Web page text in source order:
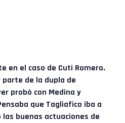
en el caso de Cuti Romero.
parte de la dupla de
probó con Medina y
que Tagliafico iba a
buenas actuaciones de